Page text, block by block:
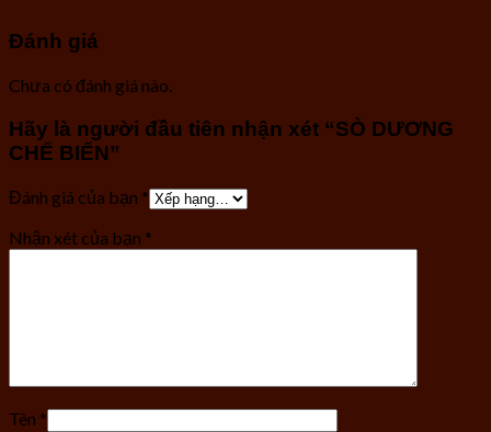
Đánh giá
Chưa có đánh giá nào.
Hãy là người đầu tiên nhận xét “SÒ DƯƠNG
CHẾ BIẾN”
Đánh giá của bạn *
Nhận xét của bạn *
Tên *